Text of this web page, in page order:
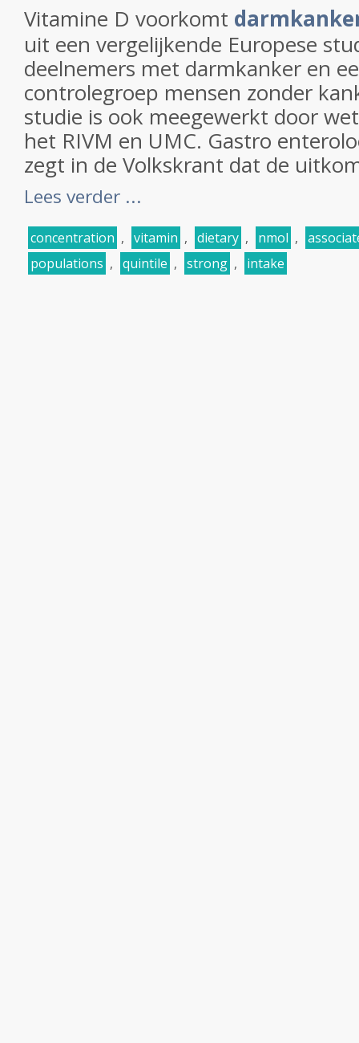
Vitamine D voorkomt
uit een vergelijkende Europese
deelnemers met darmkanker en
controlegroep mensen zonder
studie is ook meegewerkt door
het RIVM en UMC. Gastro
zegt in de Volkskrant dat de
Lees verder ...
concentration , vitamin , dietary , nmol ,
populations , quintile , strong , intake